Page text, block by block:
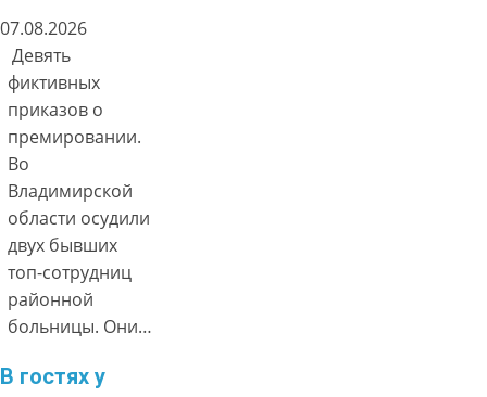
07.08.2026
Девять
фиктивных
приказов о
премировании.
Во
Владимирской
области осудили
двух бывших
топ-сотрудниц
районной
больницы. Они…
В гостях у